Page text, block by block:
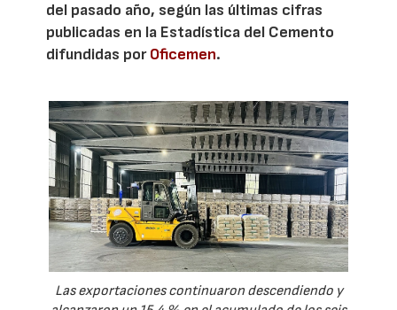
del pasado año, según las últimas cifras
publicadas en la Estadística del Cemento
difundidas porOficemen.
Las exportaciones continuaron descendiendo y